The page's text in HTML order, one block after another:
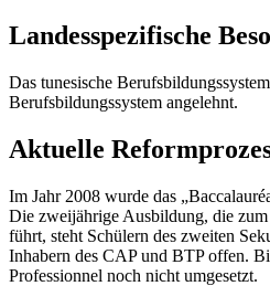
Landesspezifische
Das tunesische
Berufsbildungssystem angelehnt.
Aktuelle
Im Jahr 2008 wurde das
Die zweijährige Ausbildung, die zum
führt, steht Schülern des zweiten
Inhabern des CAP und BTP offen.
Professionnel noch nicht umgesetzt.